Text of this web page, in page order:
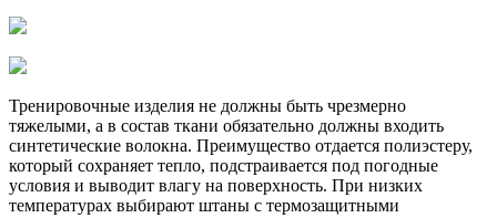
Тренировочные изделия не должны быть чрезмерно
тяжелыми, а в состав ткани обязательно должны входить
синтетические волокна. Преимущество отдается полиэстеру,
который сохраняет тепло, подстраивается под погодные
условия и выводит влагу на поверхность. При низких
температурах выбирают штаны с термозащитными